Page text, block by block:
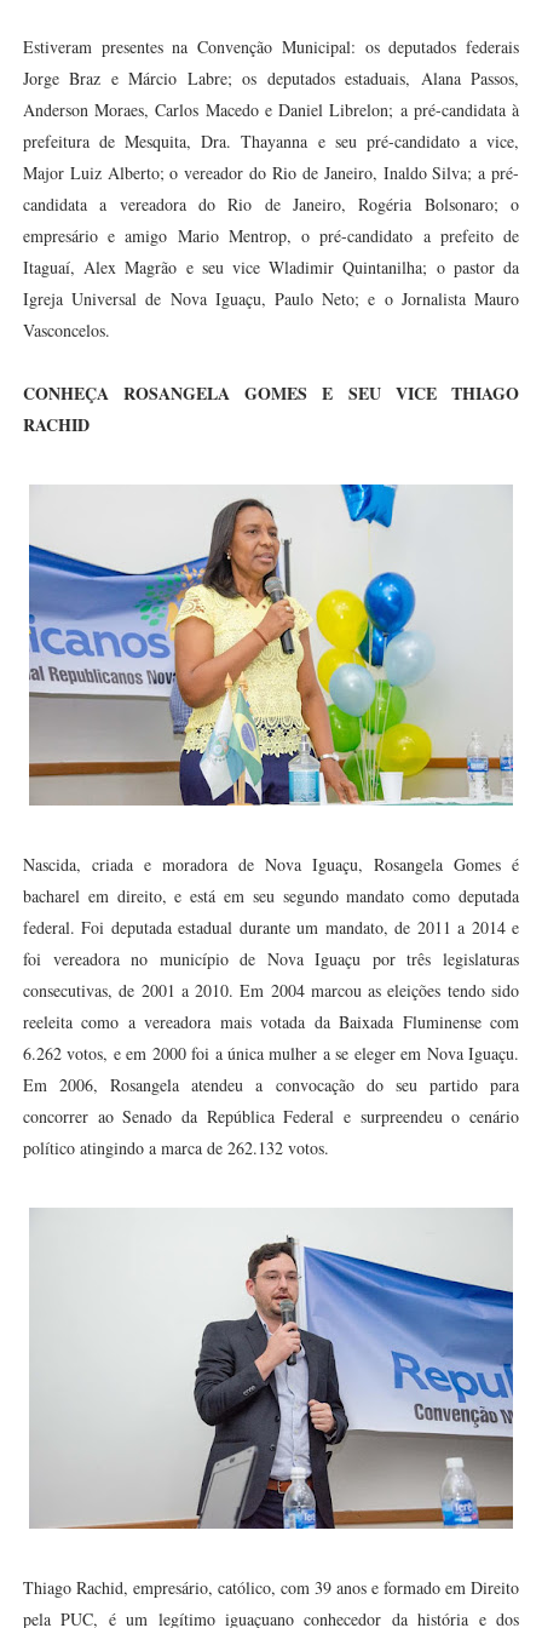
Estiveram presentes na Convenção Municipal: os deputados federais
Jorge Braz e Márcio Labre; os deputados estaduais, Alana Passos,
Anderson Moraes, Carlos Macedo e Daniel Librelon; a pré-candidata à
prefeitura de Mesquita, Dra. Thayanna e seu pré-candidato a vice,
Major Luiz Alberto; o vereador do Rio de Janeiro, Inaldo Silva; a pré-
candidata a vereadora do Rio de Janeiro, Rogéria Bolsonaro; o
empresário e amigo Mario Mentrop, o pré-candidato a prefeito de
Itaguaí, Alex Magrão e seu vice Wladimir Quintanilha; o pastor da
Igreja Universal de Nova Iguaçu, Paulo Neto; e o Jornalista Mauro
Vasconcelos.
CONHEÇA ROSANGELA GOMES E SEU VICE THIAGO
RACHID
Nascida, criada e moradora de Nova Iguaçu, Rosangela Gomes é
bacharel em direito, e está em seu segundo mandato como deputada
federal. Foi deputada estadual durante um mandato, de 2011 a 2014 e
foi vereadora no município de Nova Iguaçu por três legislaturas
consecutivas, de 2001 a 2010. Em 2004 marcou as eleições tendo sido
reeleita como a vereadora mais votada da Baixada Fluminense com
6.262 votos, e em 2000 foi a única mulher a se eleger em Nova Iguaçu.
Em 2006, Rosangela atendeu a convocação do seu partido para
concorrer ao Senado da República Federal e surpreendeu o cenário
político atingindo a marca de 262.132 votos.
Thiago Rachid, empresário, católico, com 39 anos e formado em Direito
pela PUC, é um legítimo iguaçuano conhecedor da história e dos